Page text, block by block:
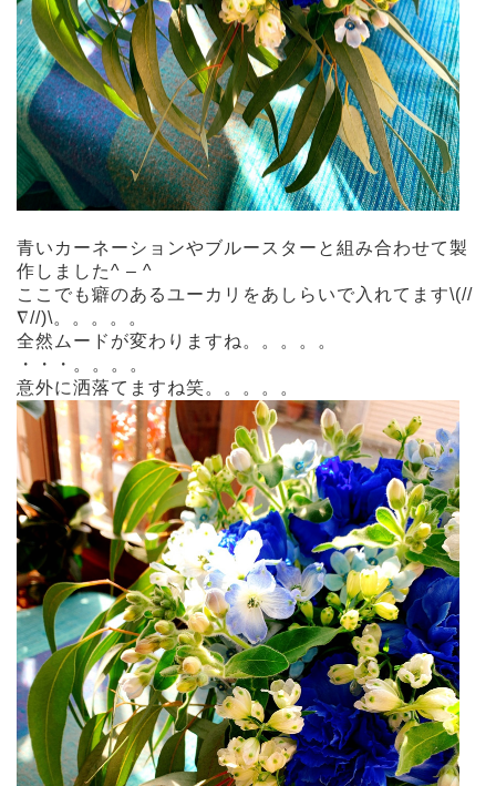
青いカーネーションやブルースターと組み合わせて製
作しました^ – ^
ここでも癖のあるユーカリをあしらいで入れてます\(//
∇//)\。。。。。
全然ムードが変わりますね。。。。。
・・・。。。。
意外に洒落てますね笑。。。。。